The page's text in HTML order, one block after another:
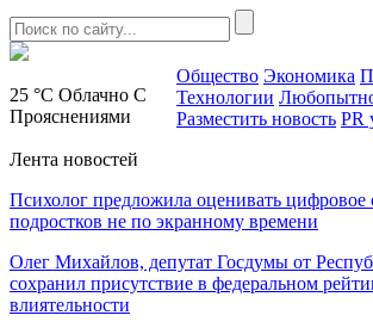
25 °C Облачно С
Прояснениями
Общество Экономика
Технологии
Разместить новость PR
Лента новостей
Психолог предложила оценивать цифровое
подростков не по экранному времени
Олег Михайлов, депутат Госдумы от
сохранил присутствие в федеральном
влиятельности